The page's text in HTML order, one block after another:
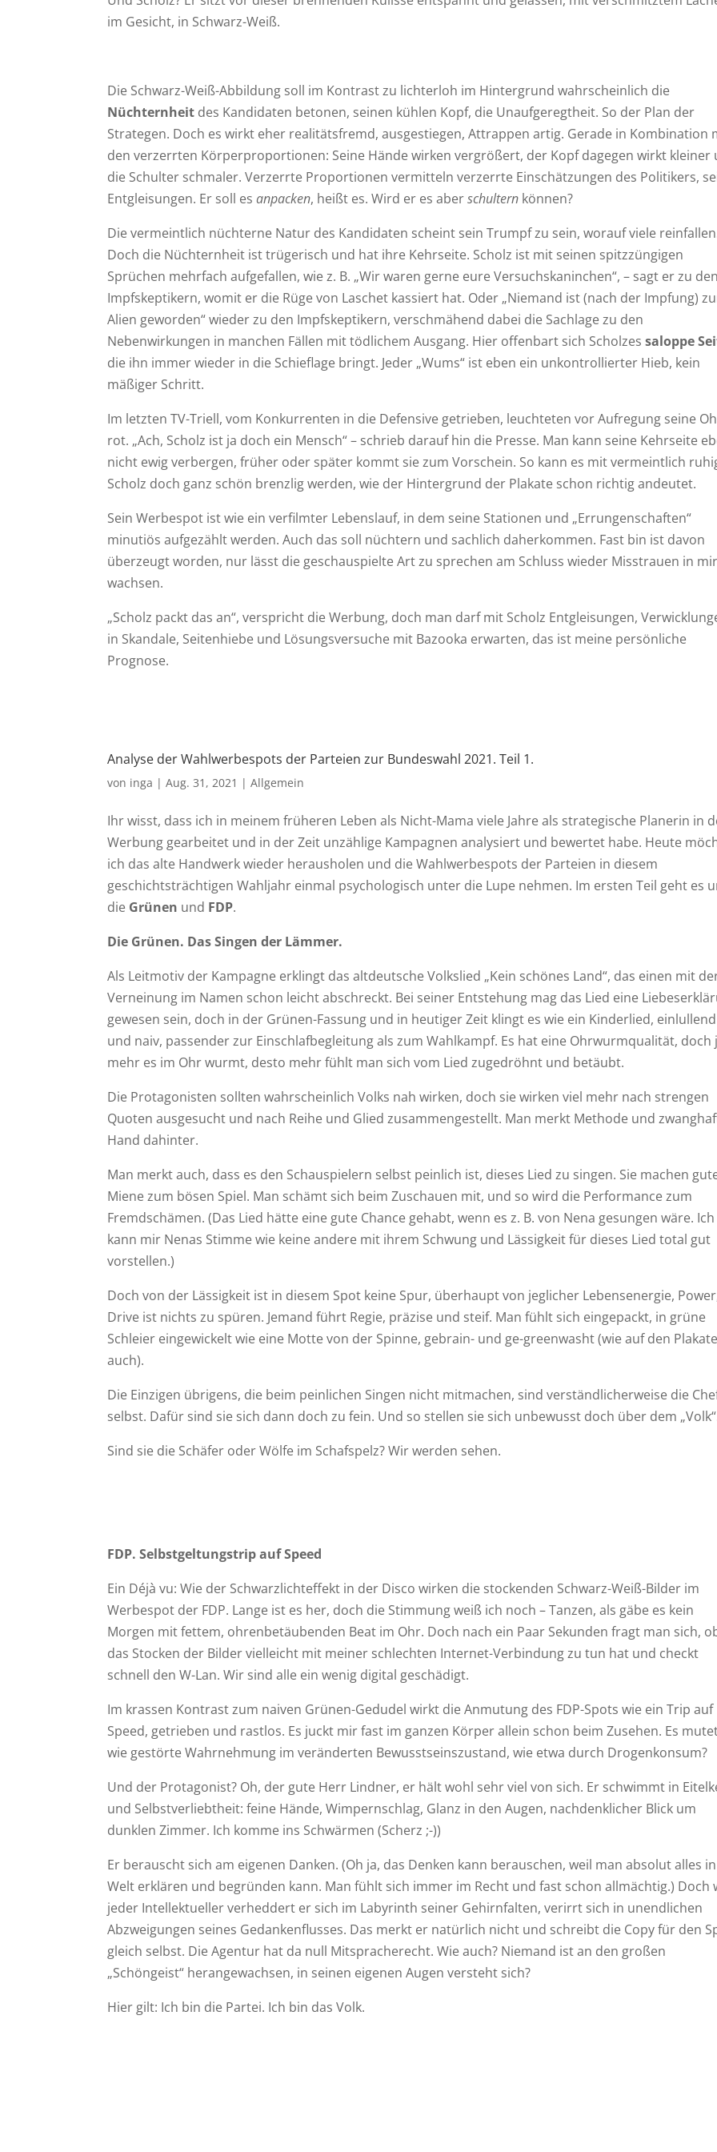
im Gesicht, in Schwarz-Weiß.
Die Schwarz-Weiß-Abbildung soll im Kontrast zu lichterloh im Hintergrund wahrscheinlich die
Nüchternheit des Kandidaten betonen, seinen kühlen Kopf, die Unaufgeregtheit. So der Plan der
Strategen. Doch es wirkt eher realitätsfremd, ausgestiegen, Attrappen artig. Gerade in Kombination
den verzerrten Körperproportionen: Seine Hände wirken vergrößert, der Kopf dagegen wirkt kleiner
die Schulter schmaler. Verzerrte Proportionen vermitteln verzerrte Einschätzungen des Politikers,
Entgleisungen. Er soll esanpacken, heißt es. Wird er es aberschultern können?
Die vermeintlich nüchterne Natur des Kandidaten scheint sein Trumpf zu sein, worauf viele
Doch die Nüchternheit ist trügerisch und hat ihre Kehrseite. Scholz ist mit seinen spitzzüngigen
Sprüchen mehrfach aufgefallen, wie z. B. „Wir waren gerne eure Versuchskaninchen“, – sagt er zu den
Impfskeptikern, womit er die Rüge von Laschet kassiert hat. Oder „Niemand ist (nach der Impfung)
Alien geworden“ wieder zu den Impfskeptikern, verschmähend dabei die Sachlage zu den
Nebenwirkungen in manchen Fällen mit tödlichem Ausgang. Hier offenbart sich Scholzessaloppe
die ihn immer wieder in die Schieflage bringt. Jeder „Wums“ ist eben ein unkontrollierter Hieb, kein
mäßiger Schritt.
Im letzten TV-Triell, vom Konkurrenten in die Defensive getrieben, leuchteten vor Aufregung seine
rot. „Ach, Scholz ist ja doch ein Mensch“ – schrieb darauf hin die Presse. Man kann seine Kehrseite
nicht ewig verbergen, früher oder später kommt sie zum Vorschein. So kann es mit vermeintlich
Scholz doch ganz schön brenzlig werden, wie der Hintergrund der Plakate schon richtig andeutet.
Sein Werbespot ist wie ein verfilmter Lebenslauf, in dem seine Stationen und „Errungenschaften“
minutiös aufgezählt werden. Auch das soll nüchtern und sachlich daherkommen. Fast bin ist davon
überzeugt worden, nur lässt die geschauspielte Art zu sprechen am Schluss wieder Misstrauen in mir
wachsen.
„Scholz packt das an“, verspricht die Werbung, doch man darf mit Scholz Entgleisungen,
in Skandale, Seitenhiebe und Lösungsversuche mit Bazooka erwarten, das ist meine persönliche
Prognose.
Analyse der Wahlwerbespots der Parteien zur Bundeswahl 2021. Teil 1.
von inga |Aug. 31, 2021 |Allgemein
Ihr wisst, dass ich in meinem früheren Leben als Nicht-Mama viele Jahre als strategische Planerin in
Werbung gearbeitet und in der Zeit unzählige Kampagnen analysiert und bewertet habe. Heute
ich das alte Handwerk wieder herausholen und die Wahlwerbespots der Parteien in diesem
geschichtsträchtigen Wahljahr einmal psychologisch unter die Lupe nehmen. Im ersten Teil geht es
die Grünen und FDP.
Die Grünen. Das Singen der Lämmer.
Als Leitmotiv der Kampagne erklingt das altdeutsche Volkslied „Kein schönes Land“, das einen mit
Verneinung im Namen schon leicht abschreckt. Bei seiner Entstehung mag das Lied eine
gewesen sein, doch in der Grünen-Fassung und in heutiger Zeit klingt es wie ein Kinderlied, einlullend
und naiv, passender zur Einschlafbegleitung als zum Wahlkampf. Es hat eine Ohrwurmqualität, doch
mehr es im Ohr wurmt, desto mehr fühlt man sich vom Lied zugedröhnt und betäubt.
Die Protagonisten sollten wahrscheinlich Volks nah wirken, doch sie wirken viel mehr nach strengen
Quoten ausgesucht und nach Reihe und Glied zusammengestellt. Man merkt Methode und
Hand dahinter.
Man merkt auch, dass es den Schauspielern selbst peinlich ist, dieses Lied zu singen. Sie machen
Miene zum bösen Spiel. Man schämt sich beim Zuschauen mit, und so wird die Performance zum
Fremdschämen. (Das Lied hätte eine gute Chance gehabt, wenn es z. B. von Nena gesungen wäre. Ich
kann mir Nenas Stimme wie keine andere mit ihrem Schwung und Lässigkeit für dieses Lied total gut
vorstellen.)
Doch von der Lässigkeit ist in diesem Spot keine Spur, überhaupt von jeglicher Lebensenergie,
Drive ist nichts zu spüren. Jemand führt Regie, präzise und steif. Man fühlt sich eingepackt, in grüne
Schleier eingewickelt wie eine Motte von der Spinne, gebrain- und ge-greenwasht (wie auf den
auch).
Die Einzigen übrigens, die beim peinlichen Singen nicht mitmachen, sind verständlicherweise die
selbst. Dafür sind sie sich dann doch zu fein. Und so stellen sie sich unbewusst doch über dem
Sind sie die Schäfer oder Wölfe im Schafspelz? Wir werden sehen.
FDP. Selbstgeltungstrip auf Speed
Ein Déjà vu: Wie der Schwarzlichteffekt in der Disco wirken die stockenden Schwarz-Weiß-Bilder im
Werbespot der FDP. Lange ist es her, doch die Stimmung weiß ich noch – Tanzen, als gäbe es kein
Morgen mit fettem, ohrenbetäubenden Beat im Ohr. Doch nach ein Paar Sekunden fragt man sich,
das Stocken der Bilder vielleicht mit meiner schlechten Internet-Verbindung zu tun hat und checkt
schnell den W-Lan. Wir sind alle ein wenig digital geschädigt.
Im krassen Kontrast zum naiven Grünen-Gedudel wirkt die Anmutung des FDP-Spots wie ein Trip auf
Speed, getrieben und rastlos. Es juckt mir fast im ganzen Körper allein schon beim Zusehen. Es
wie gestörte Wahrnehmung im veränderten Bewusstseinszustand, wie etwa durch Drogenkonsum?
Und der Protagonist? Oh, der gute Herr Lindner, er hält wohl sehr viel von sich. Er schwimmt in
und Selbstverliebtheit: feine Hände, Wimpernschlag, Glanz in den Augen, nachdenklicher Blick um
dunklen Zimmer. Ich komme ins Schwärmen (Scherz ;-))
Er berauscht sich am eigenen Danken. (Oh ja, das Denken kann berauschen, weil man absolut alles
Welt erklären und begründen kann. Man fühlt sich immer im Recht und fast schon allmächtig.) Doch
jeder Intellektueller verheddert er sich im Labyrinth seiner Gehirnfalten, verirrt sich in unendlichen
Abzweigungen seines Gedankenflusses. Das merkt er natürlich nicht und schreibt die Copy für den
gleich selbst. Die Agentur hat da null Mitspracherecht. Wie auch? Niemand ist an den großen
„Schöngeist“ herangewachsen, in seinen eigenen Augen versteht sich?
Hier gilt: Ich bin die Partei. Ich bin das Volk.